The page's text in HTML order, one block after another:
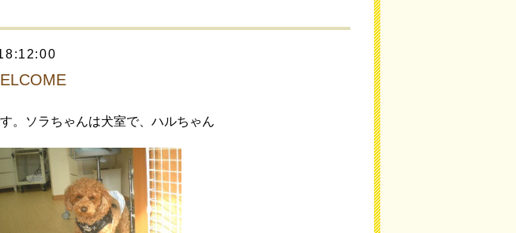
。ソラちゃんは犬室で、ハルちゃん